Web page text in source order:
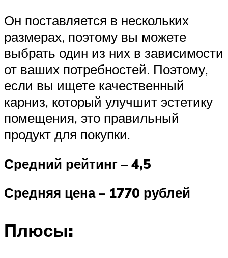
Он поставляется в нескольких
размерах, поэтому вы можете
выбрать один из них в зависимости
от ваших потребностей. Поэтому,
если вы ищете качественный
карниз, который улучшит эстетику
помещения, это правильный
продукт для покупки.
Средний рейтинг – 4,5
Средняя цена – 1770 рублей
Плюсы: